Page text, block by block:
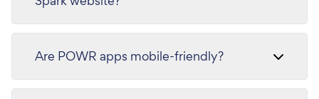
Are POWR apps mobile-friendly?